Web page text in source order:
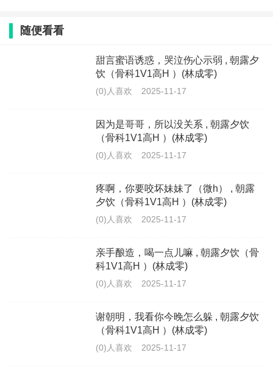
随便看看
甜言蜜语诱惑，哭泣伤心示弱 , 朝露夕
饮（骨科1V1高H ）(林成零)
(0)人喜欢 2025-11-17
因为是哥哥，所以没关系 , 朝露夕饮
（骨科1V1高H ）(林成零)
(0)人喜欢 2025-11-17
疼啊，你要咬坏妹妹了（微h） , 朝露
夕饮（骨科1V1高H ）(林成零)
(0)人喜欢 2025-11-17
亲手酿造，喝一点儿嘛 , 朝露夕饮（骨
科1V1高H ）(林成零)
(0)人喜欢 2025-11-17
谢朝明，我看你今晚怎么躲 , 朝露夕饮
（骨科1V1高H ）(林成零)
(0)人喜欢 2025-11-17